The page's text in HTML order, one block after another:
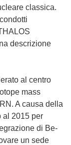
classica.
descrizione
al centro
mass
A causa della
al 2015 per
di Be-
un sede